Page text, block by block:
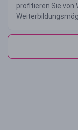
profitieren Sie von